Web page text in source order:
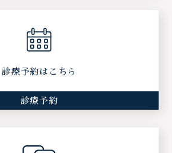
診療予約はこちら
診療予約